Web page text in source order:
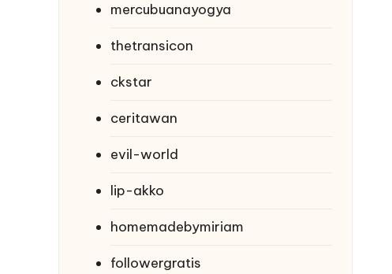
mercubuanayogya
thetransicon
ckstar
ceritawan
evil-world
lip-akko
homemadebymiriam
followergratis